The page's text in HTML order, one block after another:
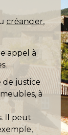
créancier,
appel à
de justice
à
Il peut